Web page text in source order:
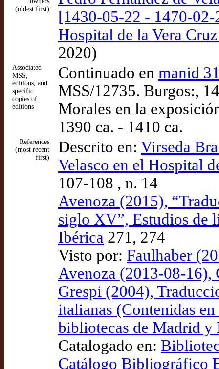
(oldest first)
[1430-05-22 - 1470-
Hospital de la Vera
2020)
Associated
MSS,
editions, and
specific
copies of
editions
Continuado en manid
MSS/12735. Burgos:,
Morales en la
1390 ca. - 1410 ca.
References
(most recent
first)
Descrito en: Virseda
Velasco en el Hospital
107-108 , n. 14
Avenoza (2015),
siglo XV”, Estudios de
Ibérica 271, 274
Visto por: Faulhaber
Avenoza (2013-08-16),
Grespi (2004),
italianas (Contenidas
bibliotecas de Madrid y
Catalogado en:
Catálogo Bibliográfico